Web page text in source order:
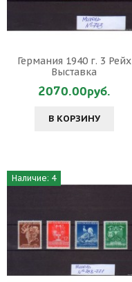
Германия 1940 г. 3 Рейх
Выставка
2070.00руб.
В КОРЗИНУ
Наличие: 4